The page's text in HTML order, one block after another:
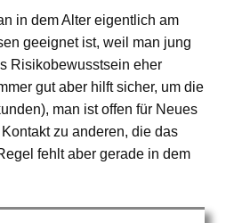
in dem Alter eigentlich am
geeignet ist, weil man jung
Risikobewusstsein eher
gut aber hilft sicher, um die
man ist offen für Neues
zu anderen, die das
fehlt aber gerade in dem